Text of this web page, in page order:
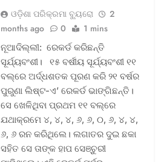
ଓଡ଼ିଶା ପରିକ୍ରମା ବ୍ୟୁରୋ
2
months ago
0 1 mins
ନୂଆଦିଲ୍ଲୀ: ରେକର୍ଡ କରିଛନ୍ତି
ସୂର୍ଯ୍ୟବଂଶୀ। ୧୫ ବର୍ଷୀୟ ସୂର୍ଯ୍ୟବଂଶୀ ୧୧
ବଲ୍‌ରେ ଅର୍ଦ୍ଧଶତକ ପୂରଣ କରି ୨୧ ବର୍ଷର
ପୁରୁଣା ଲିଷ୍ଟ-ଏ’ ରେକର୍ଡ ଭାଙ୍ଗିଛନ୍ତି।
ସେ ଖେଳିଥିବା ପ୍ରଥମ ୧୧ ବଲ୍‌ରେ
ଯଥାକ୍ରମେ ୪, ୪, ୪, ୬, ୬, ୦, ୬, ୪, ୪,
୬, ୬ ରନ କରିଥିଲେ। ଲଗାତର ଦୁଇ ଛକା
ସହିତ ସେ ତାଙ୍କ ହାପ ସେଞ୍ଚୁରୀ